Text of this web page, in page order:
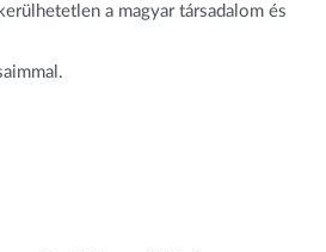
a magyar társadalom és